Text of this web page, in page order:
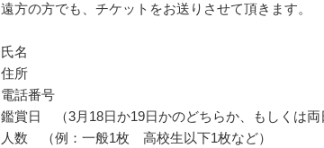
遠方の方でも、チケットをお送りさせて頂きます。
氏名
住所
電話番号
鑑賞日 （3月18日か19日かのどちらか、もしくは両
人数 （例：一般1枚 高校生以下1枚など）